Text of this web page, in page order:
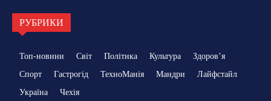
РУБРИКИ
Топ-новини Світ Політика Культура
Здоровʼя
Спорт
Гастрогід ТехноМанія Мандри
Лайфстайл
Україна
Чехія